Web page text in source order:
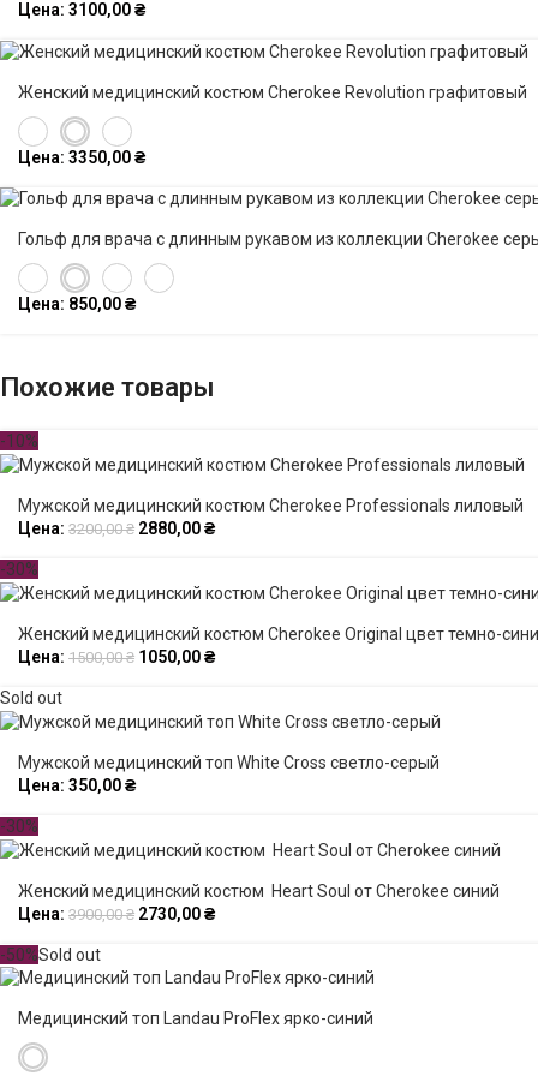
Цена: 3100,00₴
Женский медицинский костюм Cherokee Revolution графитовый
Цена: 3350,00₴
Гольф для врача с длинным рукавом из коллекции Cherokee
Цена: 850,00₴
Похожие товары
-10%
Мужской медицинский костюм Cherokee Professionals лиловый
Цена: 3200,00₴ 2880,00₴
-30%
Женский медицинский костюм Cherokee Original цвет темно-
Цена: 1500,00₴ 1050,00₴
Sold out
Мужской медицинский топ White Cross светло-серый
Цена: 350,00₴
-30%
Женский медицинский костюм Heart Soul от Cherokee синий
Цена: 3900,00₴ 2730,00₴
-50%Sold out
Медицинский топ Landau ProFlex ярко-синий